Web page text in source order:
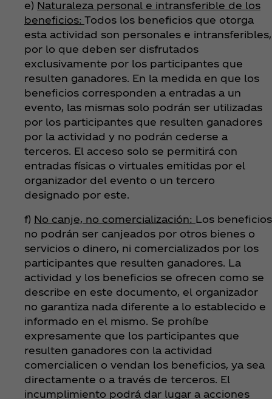
e) Naturaleza personal e intransferible de los
beneficios: Todos los beneficios que otorga
esta actividad son personales e intransferibles,
por lo que deben ser disfrutados
exclusivamente por los participantes que
resulten ganadores. En la medida en que los
beneficios corresponden a entradas a un
evento, las mismas solo podrán ser utilizadas
por los participantes que resulten ganadores
por la actividad y no podrán cederse a
terceros. El acceso solo se permitirá con
entradas físicas o virtuales emitidas por el
organizador del evento o un tercero
designado por este.
f) No canje, no comercialización: Los beneficios
no podrán ser canjeados por otros bienes o
servicios o dinero, ni comercializados por los
participantes que resulten ganadores. La
actividad y los beneficios se ofrecen como se
describe en este documento, el organizador
no garantiza nada diferente a lo establecido e
informado en el mismo. Se prohíbe
expresamente que los participantes que
resulten ganadores con la actividad
comercialicen o vendan los beneficios, ya sea
directamente o a través de terceros. El
incumplimiento podrá dar lugar a acciones